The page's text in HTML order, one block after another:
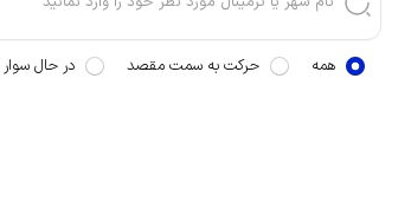
همه حرکت به سمت مقصد در حال